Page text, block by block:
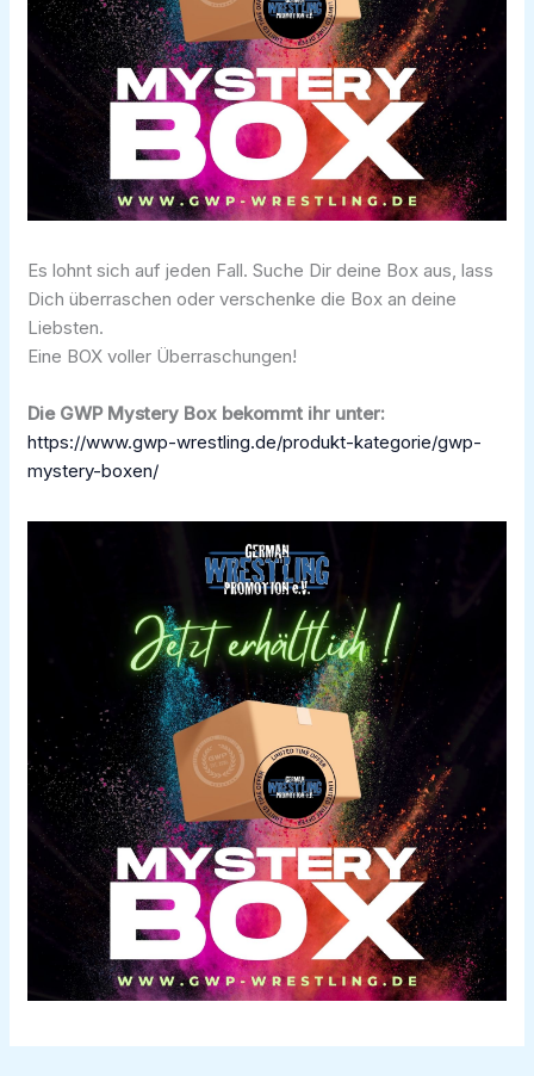
Es lohnt sich auf jeden Fall. Suche Dir deine Box aus, lass
Dich überraschen oder verschenke die Box an deine
Liebsten.
Eine BOX voller Überraschungen!
Die GWP Mystery Box bekommt ihr unter:
https://www.gwp-wrestling.de/produkt-kategorie/gwp-
mystery-boxen/